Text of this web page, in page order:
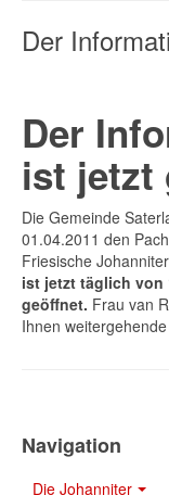
Der
Der
ist jetzt
Die Gemeinde
01.04.2011 den
Friesische
ist jetzt täglich von
geöffnet. Frau van
Ihnen
Navigation
Die Johanniter